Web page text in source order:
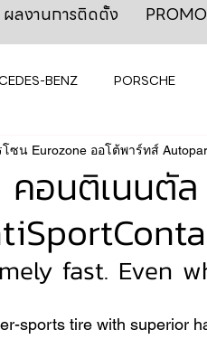
ผลงานการติดตั้ง
BENZ PORSCHE
ยางรถยนต์ AUDI
MAZDA TOYOTA
คอนติเนนตั
โซน Eurozone ออโต้พาร์ทส์
fast. Even
sports tire with superior